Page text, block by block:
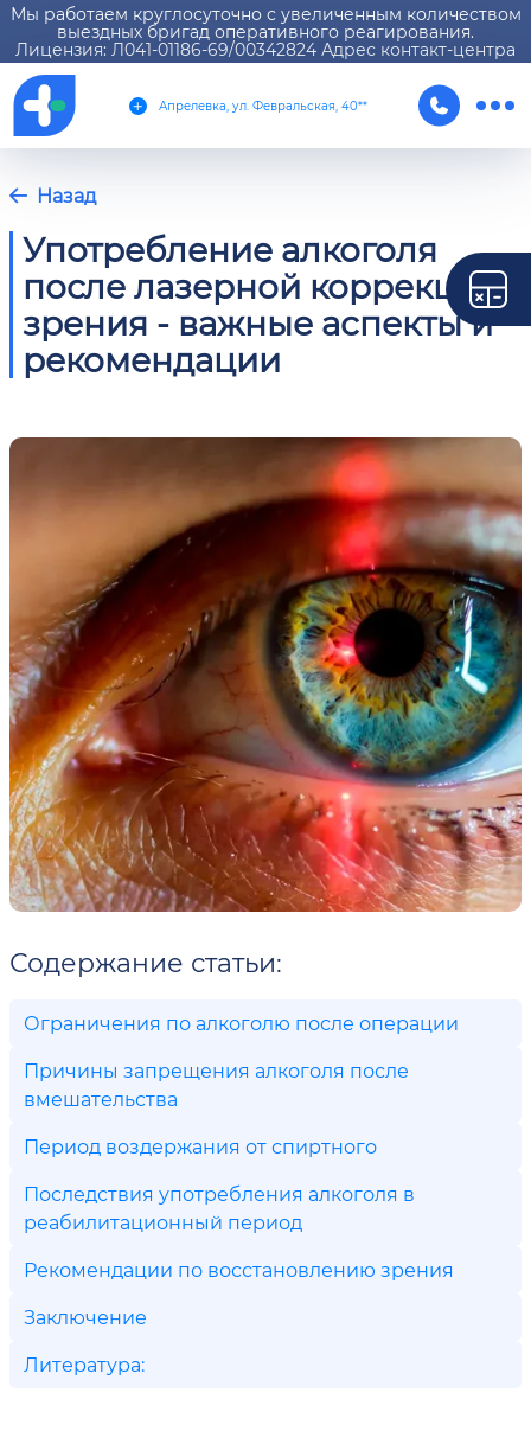
Мы работаем круглосуточно с увеличенным количеством
выездных бригад оперативного реагирования.
Лицензия: Л041-01186-69/00342824 Адрес контакт-центра
Апрелевка, ул. Февральская, 40**
Назад
Употребление алкоголя
после лазерной коррекции
зрения - важные аспекты и
рекомендации
Содержание статьи:
Ограничения по алкоголю после операции
Причины запрещения алкоголя после
вмешательства
Период воздержания от спиртного
Последствия употребления алкоголя в
реабилитационный период
Рекомендации по восстановлению зрения
Заключение
Литература: